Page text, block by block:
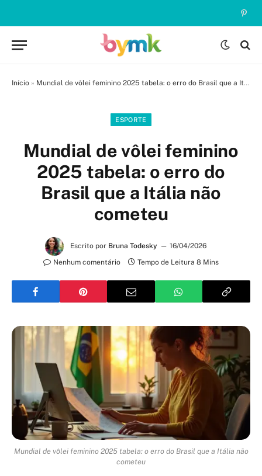
Início » Mundial de vôlei feminino 2025 tabela: o erro do Brasil que a Itália não cometeu
ESPORTE
Mundial de vôlei feminino
2025 tabela: o erro do
Brasil que a Itália não
cometeu
Escrito por Bruna Todesky
16/04/2026
Nenhum comentário
Tempo de Leitura 8 Mins
Mundial de vôlei feminino 2025 tabela: o erro do Brasil que a Itália não
cometeu